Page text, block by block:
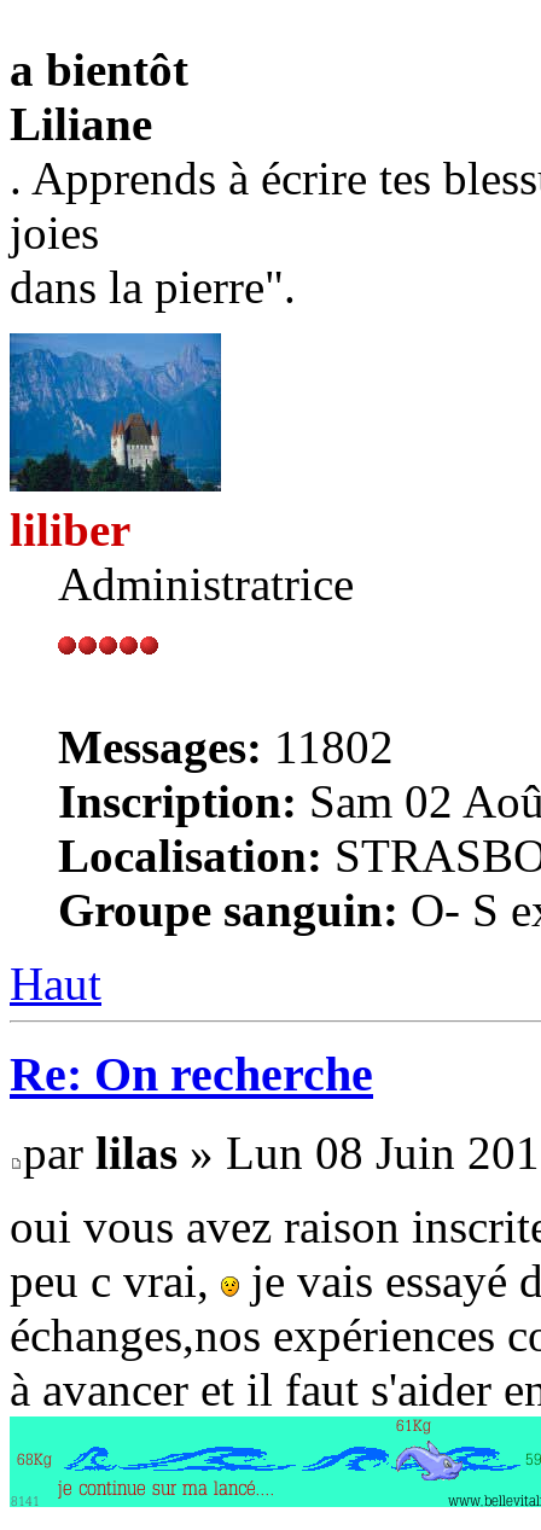
a bientôt
Liliane
. Apprends à écrire tes
joies
dans la pierre".
liliber
Administratrice
Messages: 11802
Inscription: Sam 02
Localisation:
Groupe sanguin: O- S
Haut
Re: On recherche
par lilas » Lun 08 Juin
oui vous avez raison
peu c vrai,
je vais essayé
échanges,nos expériences
à avancer et il faut s'aider